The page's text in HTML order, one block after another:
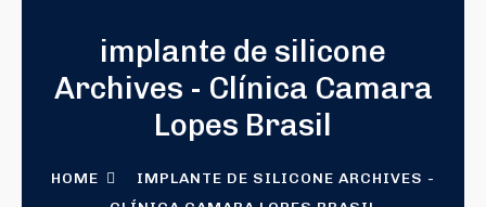
implante de silicone
Archives - Clínica Camara
Lopes Brasil
HOME
IMPLANTE DE SILICONE ARCHIVES -